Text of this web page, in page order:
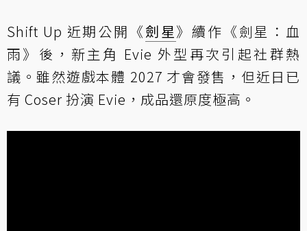
Shift Up 近期公開《劍星》續作《劍星：血
雨》後，新主角 Evie 外型再次引起社群熱
議。雖然遊戲本體 2027 才會發售，但近日已
有 Coser 扮演 Evie，成品還原度極高。